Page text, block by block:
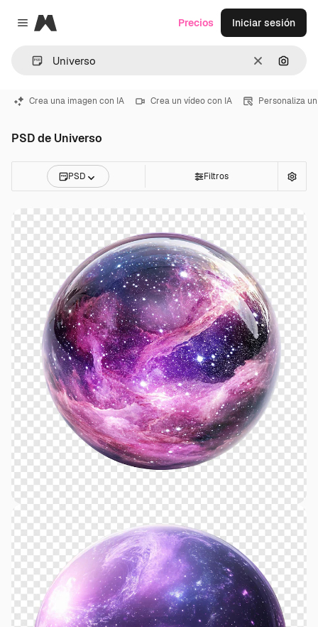
Close menu
Magnific
Borrar
Precios Iniciar sesión
Crea una imagen con IA Crea un vídeo con IA Personaliza
PSD de Universo
PSD Filtros